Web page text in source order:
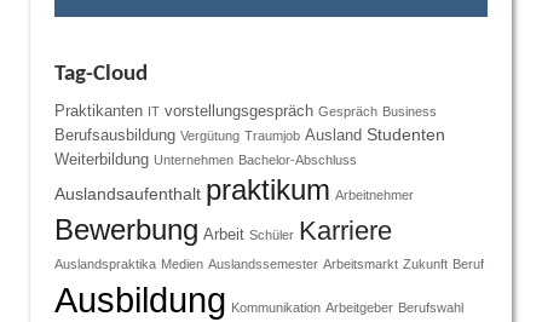
Tag-Cloud
Praktikanten IT vorstellungsgespräch Gespräch Business
Berufsausbildung Vergütung Traumjob Ausland Studenten
Weiterbildung Unternehmen Bachelor-Abschluss
Auslandsaufenthalt praktikum Arbeitnehmer
Bewerbung Arbeit Schüler Karriere
Auslandspraktika Medien Auslandssemester Arbeitsmarkt Zukunft Beruf
Ausbildung Kommunikation Arbeitgeber Berufswahl